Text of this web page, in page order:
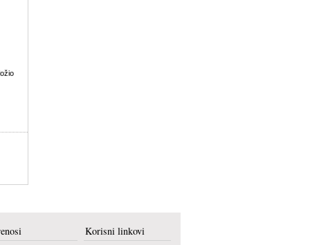
Korisni linkovi